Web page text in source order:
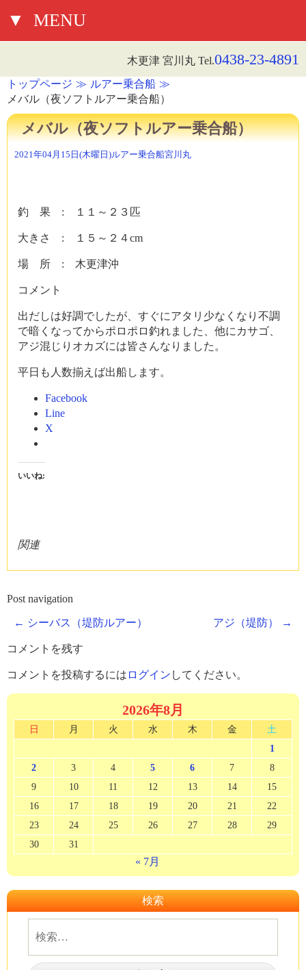
▼ MENU
木更津 宮川丸 Tel.0438-23-4891
トップページ
ルアー乗合船
メバル（夜ソフトルアー乗合船）
メバル（夜ソフトルアー乗合船）
2021年04月15日(木曜日)ルアー乗合船宮川丸
釣 果 : １１～２３匹
大きさ : １５～２４cm
場 所 : 木更津沖
コメント
出だしは好調でしたが、すぐにアタリ少なくなり不調
で暗くなってからポロポロ釣れました、他にカサゴ、
アジ混じりオカズには皆さんなりました。
平日も人数揃えば出船します。
Facebook
Line
X
いいね:
関連
Post navigation
← シーバス（堤防ルアー） アジ（堤防） →
コメントを残す
コメントを投稿するには ログイン してください。
2026年8月
日 月 火 水 木 金
土
1
2
3 4 5 6 7
8
9
10 11 12 13 14
15
16
17 18 19 20 21
22
23
24 25 26 27 28
29
30
31
« 7月
検索